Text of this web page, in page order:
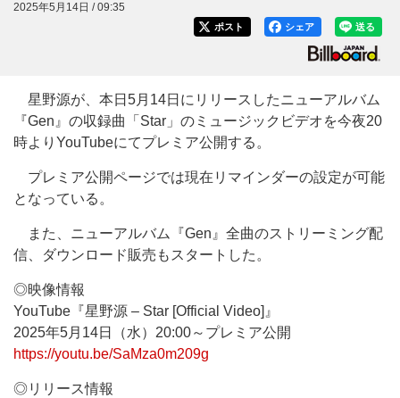
2025年5月14日 / 09:35
送る
シェア
ポスト
星野源が、本日5月14日にリリースしたニューアルバム
『Gen』の収録曲「Star」のミュージックビデオを今夜20
時よりYouTubeにてプレミア公開する。
プレミア公開ページでは現在リマインダーの設定が可能
となっている。
また、ニューアルバム『Gen』全曲のストリーミング配
信、ダウンロード販売もスタートした。
◎映像情報
YouTube『星野源 – Star [Official Video]』
2025年5月14日（水）20:00～プレミア公開
https://youtu.be/SaMza0m209g
◎リリース情報